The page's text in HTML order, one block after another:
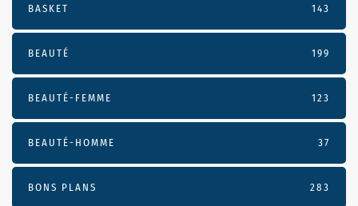
BASKET 143
BEAUTÉ 199
BEAUTÉ-FEMME 123
BEAUTÉ-HOMME 37
BONS PLANS 283